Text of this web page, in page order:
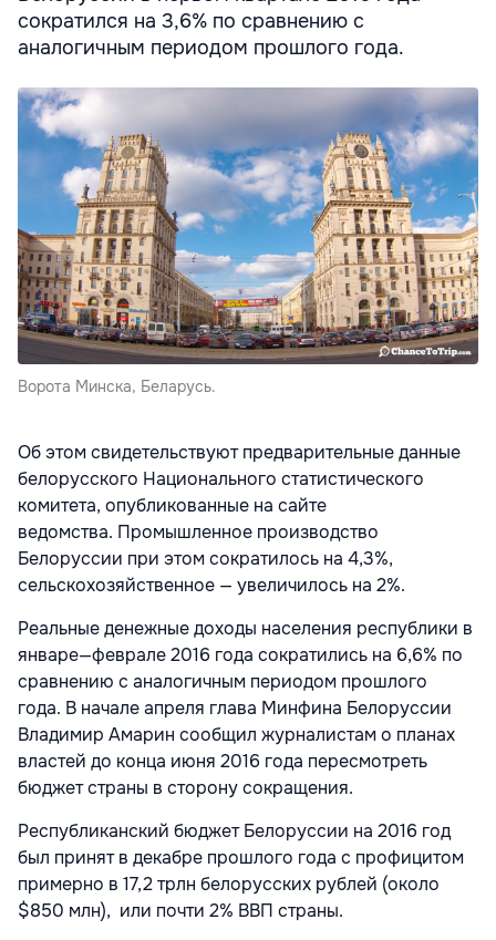
сократился на 3,6% по сравнению с
аналогичным периодом прошлого года.
Ворота Минска, Беларусь.
Об этом свидетельствуют предварительные данные
белорусского Национального статистического
комитета, опубликованные на сайте
ведомства. Промышленное производство
Белоруссии при этом сократилось на 4,3%,
сельскохозяйственное — увеличилось на 2%.
Реальные денежные доходы населения республики в
январе—феврале 2016 года сократились на 6,6% по
сравнению с аналогичным периодом прошлого
года. В начале апреля глава Минфина Белоруссии
Владимир Амарин сообщил журналистам о планах
властей до конца июня 2016 года пересмотреть
бюджет страны в сторону сокращения.
Республиканский бюджет Белоруссии на 2016 год
был принят в декабре прошлого года с профицитом
примерно в 17,2 трлн белорусских рублей (около
$850 млн), или почти 2% ВВП страны.